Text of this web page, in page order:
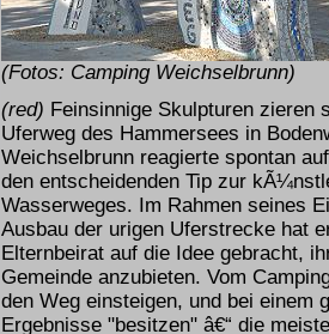
(Fotos: Camping Weichselbrunn)
(red) Feinsinnige Skulpturen zieren
Uferweg des Hammersees in
Weichselbrunn reagierte spontan
den entscheidenden Tip zur
Wasserweges. Im Rahmen seines
Ausbau der urigen Uferstrecke hat
Elternbeirat auf die Idee gebracht,
Gemeinde anzubieten. Vom
den Weg einsteigen, und bei einem
Ergebnisse "besitzen" â€“ die